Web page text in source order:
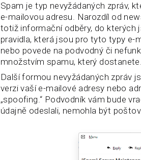
Spam je typ nevyžádaných zpráv,
e-mailovou adresu. Narozdíl od
totiž informační odběry, do kterých
pravidla, která jsou pro tyto typy e-
nebo povede na podvodný či
množstvím spamu, který dostanete.
Další formou nevyžádaných zpráv
verzi vaší e-mailové adresy nebo
„spoofing.“ Podvodník vám bude
údajně odeslali, nemohla být